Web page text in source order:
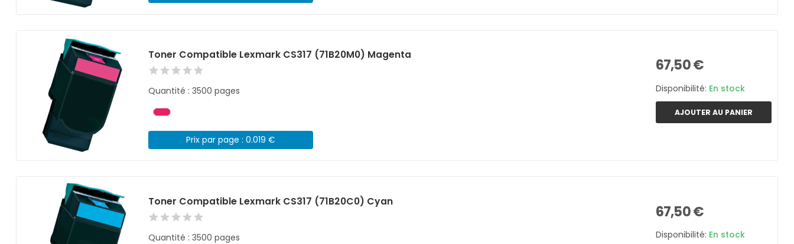
Toner Compatible Lexmark CS317 (71B20M0) Magenta
Quantité : 3500 pages
Prix par page : 0.019 €
67,50 €
Disponibilité: En stock
AJOUTER AU PANIER
Toner Compatible Lexmark CS317 (71B20C0) Cyan
Quantité : 3500 pages
67,50 €
Disponibilité: En stock